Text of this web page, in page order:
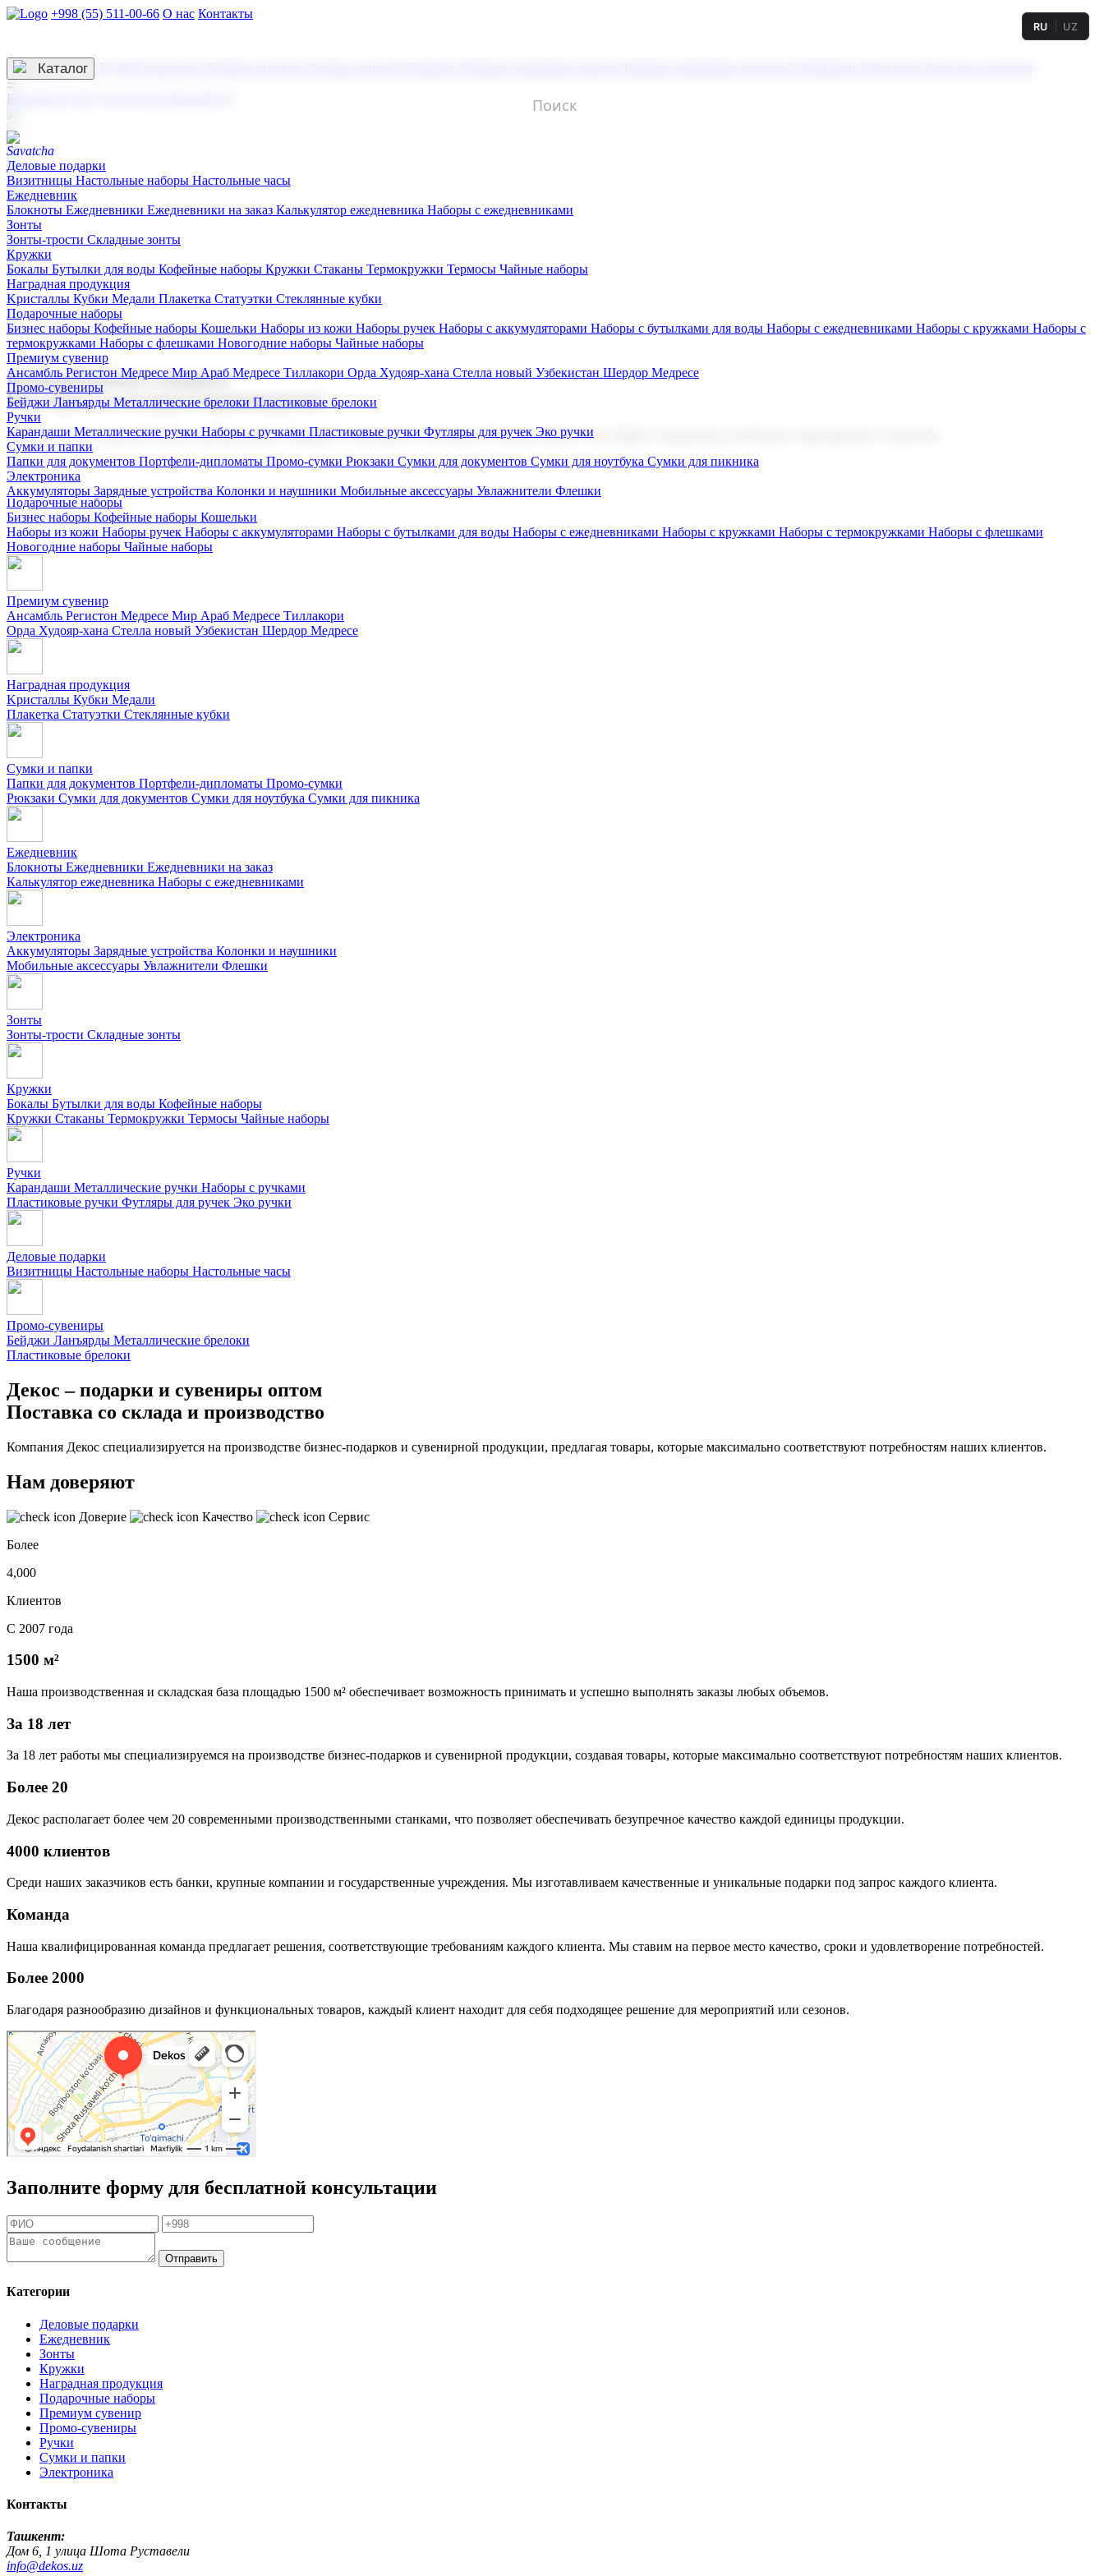
+998 (55) 511-00-66 О нас Контакты
3D гравировка
RU UZ
☰
Контакты
Каталог
Деловые подарки
Визитницы Настольные наборы Настольные часы
Ежедневник
Блокноты Ежедневники Ежедневники на заказ Калькулятор ежедневника Наборы с ежедневниками
Зонты
Зонты-трости Складные зонты
Кружки
Бокалы Бутылки для воды Кофейные наборы Кружки Стаканы Термокружки Термосы Чайные наборы
Наградная продукция
Kристаллы Кубки Медали Плакетка Статуэтки Стеклянные кубки
Подарочные наборы
Бизнес наборы Кофейные наборы Кошельки Наборы из кожи Наборы ручек Наборы с аккумуляторами Наборы с бутылками для воды Наборы с ежедневниками Наборы с кружками Наборы с
термокружками Наборы с флешками Новогодние наборы Чайные наборы
Премиум сувенир
Ансамбль Регистон Медресе Мир Араб Медресе Тиллакори Орда Худояр-хана Стелла новый Узбекистан Шердор Медресе
Промо-сувениры
Бейджи Ланъярды Металлические брелоки Пластиковые брелоки
Ручки
Карандаши Металлические ручки Наборы с ручками Пластиковые ручки Футляры для ручек Эко ручки
Сумки и папки
Папки для документов Портфели-дипломаты Промо-сумки Рюкзаки Сумки для документов Сумки для ноутбука Сумки для пикника
Электроника
Аккумуляторы Зарядные устройства Колонки и наушники Мобильные аксессуары Увлажнители Флешки
Корпоративные подарки
Поставка со склада и производство
Мы предлагаем широкий выбор корпоративных подарков и сувениров с логотипом. В нашем каталоге вы найдете продукцию для бизнеса, мероприятия и клиентов.
Подарочные наборы
Бизнес наборы Кофейные наборы Кошельки
Наборы из кожи Наборы ручек Наборы с аккумуляторами Наборы с бутылками для воды Наборы с ежедневниками Наборы с кружками Наборы с термокружками Наборы с флешками
Новогодние наборы Чайные наборы
Премиум сувенир
Ансамбль Регистон Медресе Мир Араб Медресе Тиллакори
Орда Худояр-хана Стелла новый Узбекистан Шердор Медресе
Наградная продукция
Kристаллы Кубки Медали
Плакетка Статуэтки Стеклянные кубки
Сумки и папки
Папки для документов Портфели-дипломаты Промо-сумки
Рюкзаки Сумки для документов Сумки для ноутбука Сумки для пикника
Ежедневник
Блокноты Ежедневники Ежедневники на заказ
Калькулятор ежедневника Наборы с ежедневниками
Электроника
Аккумуляторы Зарядные устройства Колонки и наушники
Мобильные аксессуары Увлажнители Флешки
Зонты
Зонты-трости Складные зонты
Кружки
Бокалы Бутылки для воды Кофейные наборы
Кружки Стаканы Термокружки Термосы Чайные наборы
Ручки
Карандаши Металлические ручки Наборы с ручками
Пластиковые ручки Футляры для ручек Эко ручки
Деловые подарки
Визитницы Настольные наборы Настольные часы
Промо-сувениры
Бейджи Ланъярды Металлические брелоки
Пластиковые брелоки
Декос – подарки и сувениры оптом
Поставка со склада и производство
Компания Декос специализируется на производстве бизнес-подарков и сувенирной продукции, предлагая товары, которые максимально соответствуют потребностям наших клиентов.
Нам доверяют
Доверие Качество
Сервис
Более
4,000
Клиентов
С 2007 года
1500 м²
Наша производственная и складская база площадью 1500 м² обеспечивает возможность принимать и успешно выполнять заказы любых объемов.
За 18 лет
За 18 лет работы мы специализируемся на производстве бизнес-подарков и сувенирной продукции, создавая товары, которые максимально соответствуют потребностям наших клиентов.
Более 20
Декос располагает более чем 20 современными производственными станками, что позволяет обеспечивать безупречное качество каждой единицы продукции.
4000 клиентов
Среди наших заказчиков есть банки, крупные компании и государственные учреждения. Мы изготавливаем качественные и уникальные подарки под запрос каждого клиента.
Команда
Наша квалифицированная команда предлагает решения, соответствующие требованиям каждого клиента. Мы ставим на первое место качество, сроки и удовлетворение потребностей.
Более 2000
Благодаря разнообразию дизайнов и функциональных товаров, каждый клиент находит для себя подходящее решение для мероприятий или сезонов.
Заполните форму для бесплатной консультации
Отправить
Категории
Деловые подарки
Ежедневник
Зонты
Кружки
Наградная продукция
Подарочные наборы
Премиум сувенир
Промо-сувениры
Ручки
Сумки и папки
Электроника
Контакты
Ташкент:
Дом 6, 1 улица Шота Руставели
info@dekos.uz